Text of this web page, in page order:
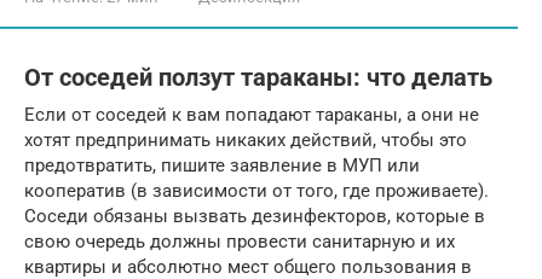
От соседей ползут тараканы: что делать
Если от соседей к вам попадают тараканы, а они не
хотят предпринимать никаких действий, чтобы это
предотвратить, пишите заявление в МУП или
кооператив (в зависимости от того, где проживаете).
Соседи обязаны вызвать дезинфекторов, которые в
свою очередь должны провести санитарную и их
квартиры и абсолютно мест общего пользования в